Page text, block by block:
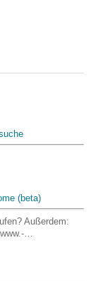
(beta)
Außerdem:
…